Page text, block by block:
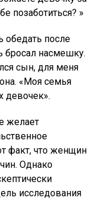
из Дели. «Все
иную картину».
смертей в
ООН,
демографической
растет ».
Индии
2021 года, в